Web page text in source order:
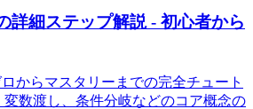
詳細ステップ解説 - 初心者から
からマスタリーまでの完全チュート
変数渡し、条件分岐などのコア概念の